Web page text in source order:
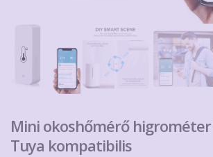
Mini okoshőmérő higrométer
Tuya kompatibilis